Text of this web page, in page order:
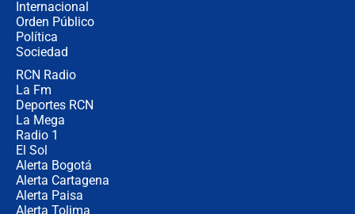
Internacional
Orden Público
Política
Sociedad
RCN Radio
La Fm
Deportes RCN
La Mega
Radio 1
El Sol
Alerta Bogotá
Alerta Cartagena
Alerta Paisa
Alerta Tolima